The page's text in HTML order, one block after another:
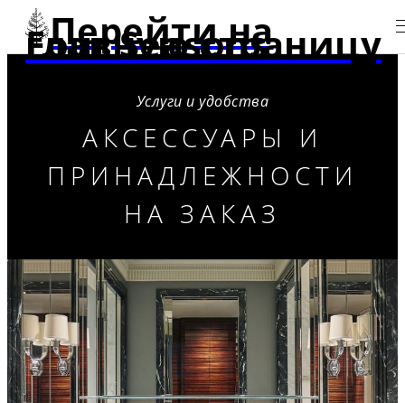
Перейти на
главную страницу Four Seasons
Услуги и удобства
АКСЕССУАРЫ И
ПРИНАДЛЕЖНОСТИ
НА ЗАКАЗ